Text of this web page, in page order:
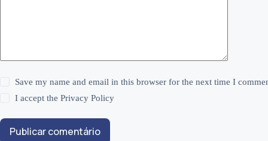
Save my name and email in this browser for the next time I
I accept thePrivacy Policy
Publicar comentário